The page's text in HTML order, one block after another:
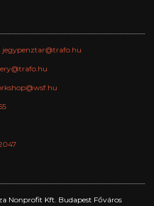
jegypenztar@trafo.hu
Nonprofit Kft. Budapest Főváros